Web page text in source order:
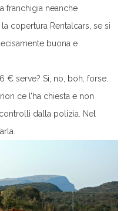
franchigia neanche
copertura Rentalcars, se si
buona e
€ serve? Sì, no, boh, forse.
ce l’ha chiesta e non
dalla polizia. Nel